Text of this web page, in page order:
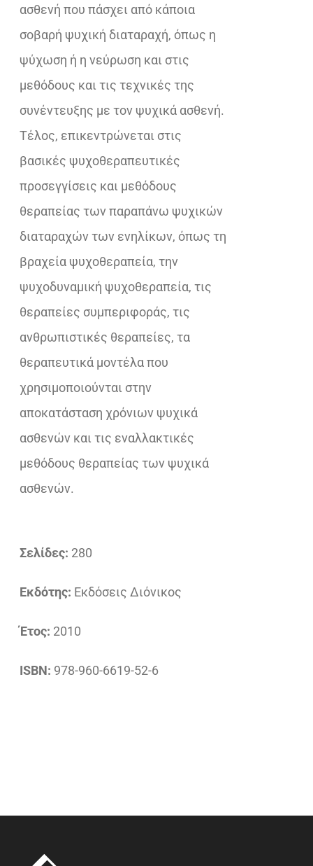
ασθενή που πάσχει από κάποια
σοβαρή ψυχική διαταραχή, όπως η
ψύχωση ή η νεύρωση και στις
μεθόδους και τις τεχνικές της
συνέντευξης με τον ψυχικά ασθενή.
Τέλος, επικεντρώνεται στις
βασικές ψυχοθεραπευτικές
προσεγγίσεις και μεθόδους
θεραπείας των παραπάνω ψυχικών
διαταραχών των ενηλίκων, όπως τη
βραχεία ψυχοθεραπεία, την
ψυχοδυναμική ψυχοθεραπεία, τις
θεραπείες συμπεριφοράς, τις
ανθρωπιστικές θεραπείες, τα
θεραπευτικά μοντέλα που
χρησιμοποιούνται στην
αποκατάσταση χρόνιων ψυχικά
ασθενών και τις εναλλακτικές
μεθόδους θεραπείας των ψυχικά
ασθενών.
Σελίδες: 280
Εκδότης: Εκδόσεις Διόνικος
Έτος: 2010
ISBN: 978-960-6619-52-6